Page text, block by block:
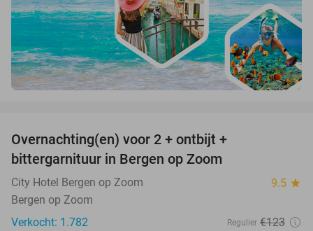
Overnachting(en) voor 2 + ontbijt +
bittergarnituur in Bergen op Zoom
City Hotel Bergen op Zoom 9.5 star
Bergen op Zoom
Verkocht: 1.782
Regulier €123